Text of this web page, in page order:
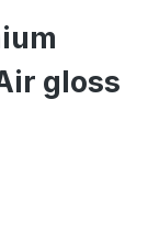
gloss